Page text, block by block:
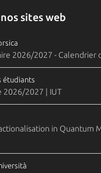
sites web
2026/2027 - Calendrier
étudiants
2026/2027 | IUT
in Quantum